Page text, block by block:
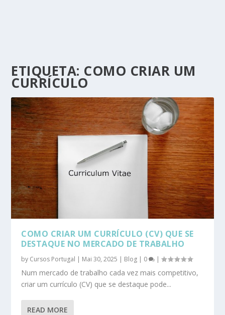
ETIQUETA: COMO CRIAR UM
CURRÍCULO
COMO CRIAR UM CURRÍCULO (CV) QUE SE
DESTAQUE NO MERCADO DE TRABALHO
by Cursos Portugal | Mai 30, 2025 | Blog | 0 |
Num mercado de trabalho cada vez mais competitivo,
criar um currículo (CV) que se destaque pode...
READ MORE